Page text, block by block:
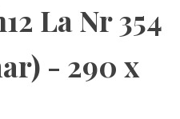
La Nr 354
- 290 x